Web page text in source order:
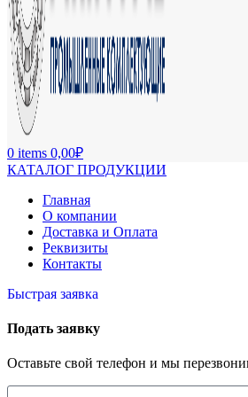
0 items 0,00₽
КАТАЛОГ ПРОДУКЦИИ
Главная
О компании
Доставка и Оплата
Реквизиты
Контакты
Быстрая заявка
Подать заявку
Оставьте свой телефон и мы